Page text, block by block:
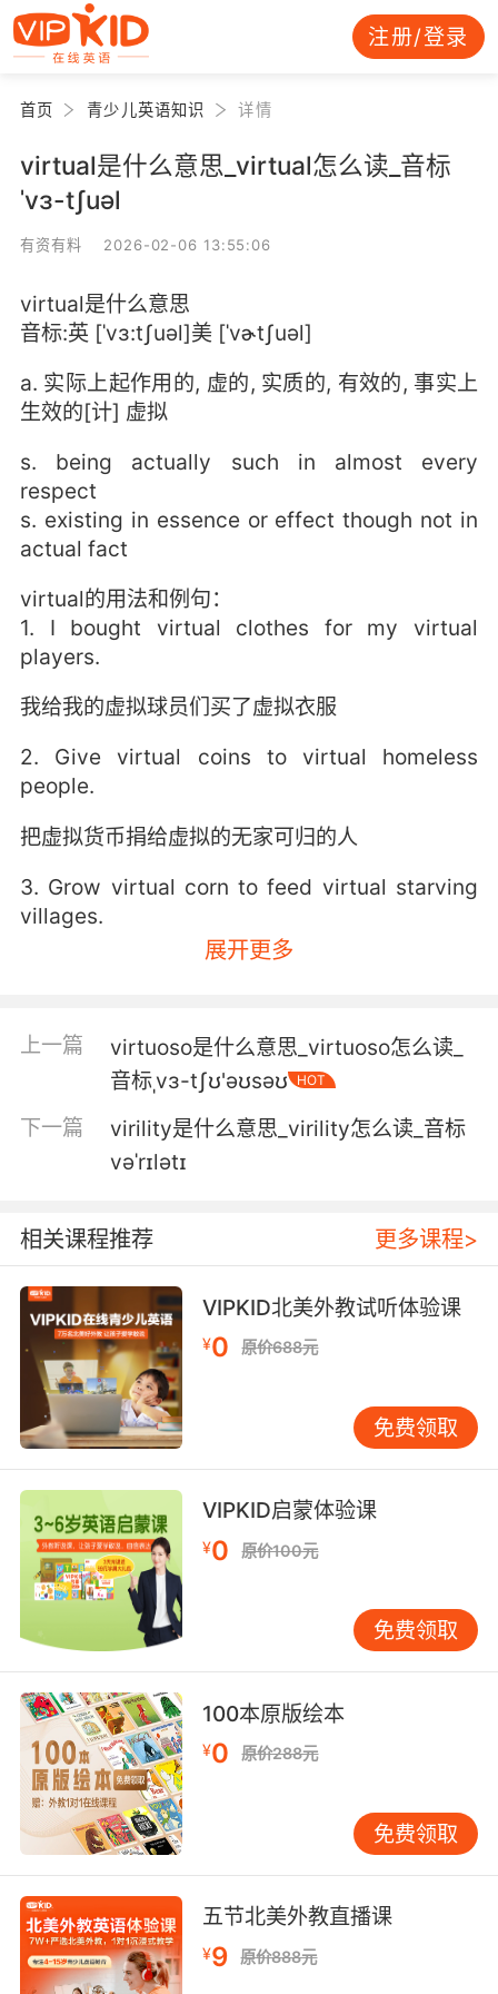
注册/登录
首页 青少儿英语知识 详情
virtual是什么意思_virtual怎么读_音标
ˈvɜ-tʃuəl
有资有料 2026-02-06 13:55:06
virtual是什么意思
音标:英 [ˈvɜ:tʃuəl]美 [ˈvɚtʃuəl]
a. 实际上起作用的, 虚的, 实质的, 有效的, 事实上
生效的[计] 虚拟
s. being actually such in almost every
respect
s. existing in essence or effect though not in
actual fact
virtual的用法和例句：
1. I bought virtual clothes for my virtual
players.
我给我的虚拟球员们买了虚拟衣服
2. Give virtual coins to virtual homeless
people.
把虚拟货币捐给虚拟的无家可归的人
3. Grow virtual corn to feed virtual starving
villages.
种植虚拟玉米来养活虚拟的村庄
school classes and practice virtual surgeries.
虚拟现实让我不错过一堂医学院课程 并且练习虚
拟手术
5. Well, since it's virtual, I can bring the
in virtual celebration.
既然是虚拟的 我可以把镜片带上 晚餐的时候可以
同时参与虚拟庆祝
6. But, we could indeed do some quantum
virtual reality experiment which
demonstrated the existence of the quantum
multiverse, at least in the context of virtual
reality.
然而我们可以通过某些量子虚拟现实实验 展示量
子多重宇宙的存在 至少是在虚拟现实层面上存在
7. I'll be able to scan these fragmentary skull
elements and virtually symbol them using
correct orientation to have virtual skull.
我能够扫描这些碎的头骨 输入法医人类学知识 进
行标记和准确定位 得到可视的 头骨图像
8. No, you guys, this is virtual reality.
不 各位 这里是虚拟世界
9. There's virtually no variance in each of his
accounts.
展开更多
上一篇
virtuoso是什么意思_virtuoso怎么读_
音标ˌvɜ-tʃʊ'əʊsəʊ
HOT
下一篇
virility是什么意思_virility怎么读_音标
vəˈrɪlətɪ
相关课程推荐 更多课程>
VIPKID北美外教试听体验课
¥0 原价688元
免费领取
VIPKID启蒙体验课
¥0 原价100元
免费领取
100本原版绘本
¥0 原价288元
免费领取
五节北美外教直播课
¥9 原价888元